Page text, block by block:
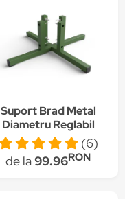
Suport Brad Metal
Diametru Reglabil
100mm-45mm,
Reglare
Perpendicularitate
(6)
de la99.96RON